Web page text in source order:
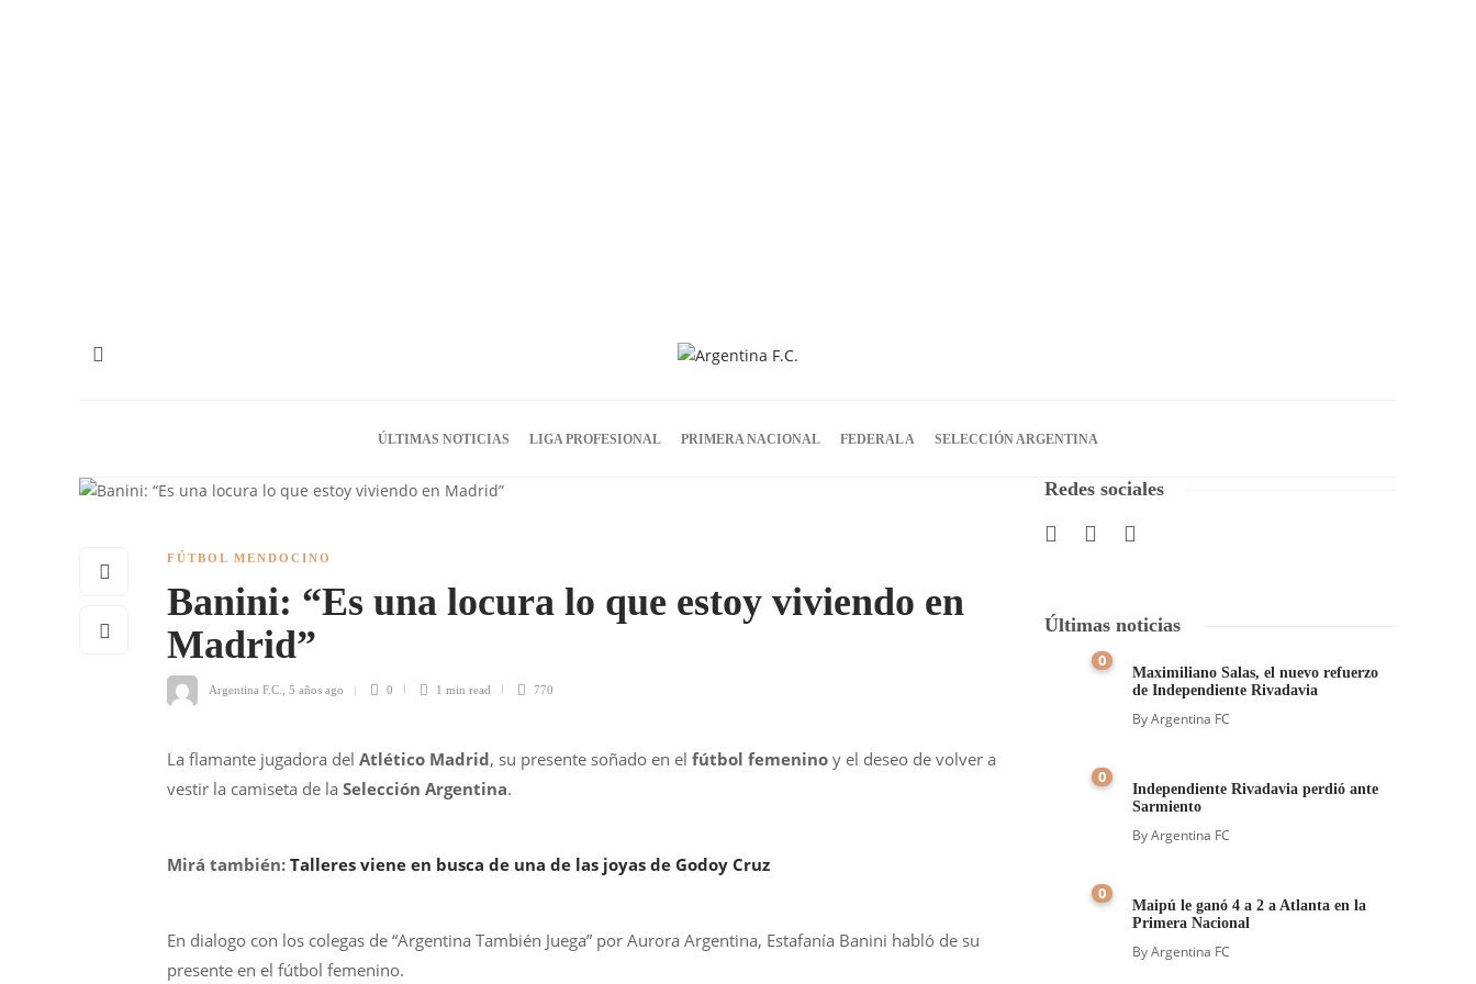
ÚLTIMAS NOTICIAS LIGA PROFESIONAL PRIMERA NACIONAL FEDERAL A SELECCIÓN ARGENTINA
FÚTBOL MENDOCINO
Banini: “Es una locura lo que estoy viviendo en
Madrid”
Argentina F.C. 5 años ago 0 1 min read 770
La flamante jugadora del Atlético Madrid, su presente soñado en el fútbol femenino y el deseo de volver a
vestir la camiseta de la Selección Argentina.
Mirá también: Talleres viene en busca de una de las joyas de Godoy Cruz
En dialogo con los colegas de “Argentina También Juega” por Aurora Argentina, Estafanía Banini habló de su
presente en el fútbol femenino.
Redes sociales
Últimas noticias
0
Maximiliano Salas, el nuevo refuerzo
de Independiente Rivadavia
ByArgentina FC
0
Independiente Rivadavia perdió ante
Sarmiento
ByArgentina FC
0
Maipú le ganó 4 a 2 a Atlanta en la
Primera Nacional
ByArgentina FC